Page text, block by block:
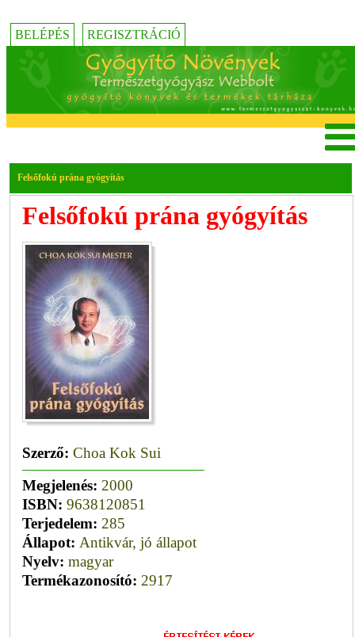
BELÉPÉS REGISZTRÁCIÓ
Felsőfokú prána gyógyítás
Felsőfokú prána gyógyítás
Szerző: Choa Kok Sui
Megjelenés: 2000
ISBN: 9638120851
Terjedelem: 285
Állapot: Antikvár, jó állapot
Nyelv: magyar
Termékazonosító: 2917